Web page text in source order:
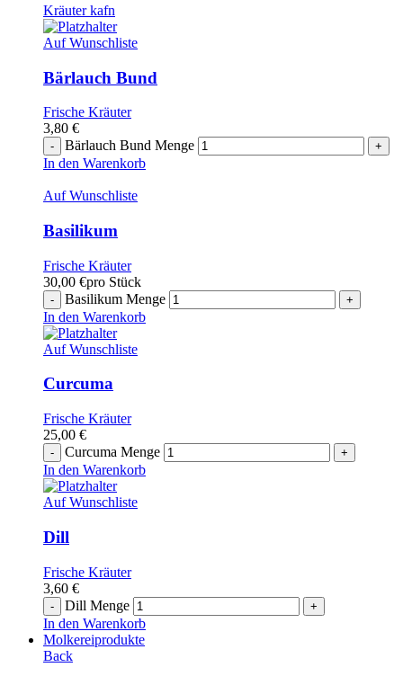
Kräuter kafn
Auf Wunschliste
Bärlauch Bund
Frische Kräuter
3,80 €
Bärlauch Bund Menge
In den Warenkorb
Auf Wunschliste
Basilikum
Frische Kräuter
30,00 €pro Stück
Basilikum Menge
In den Warenkorb
Auf Wunschliste
Curcuma
Frische Kräuter
25,00 €
Curcuma Menge
In den Warenkorb
Auf Wunschliste
Dill
Frische Kräuter
3,60 €
Dill Menge
In den Warenkorb
Molkereiprodukte
Back